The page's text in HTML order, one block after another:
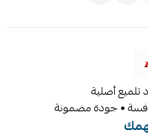
تلميع أصلية
• جودة مضمونة